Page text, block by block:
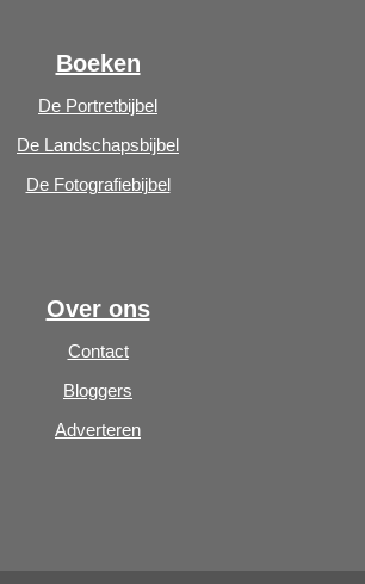
Boeken
De Portretbijbel
De Landschapsbijbel
De Fotografiebijbel
Over ons
Contact
Bloggers
Adverteren